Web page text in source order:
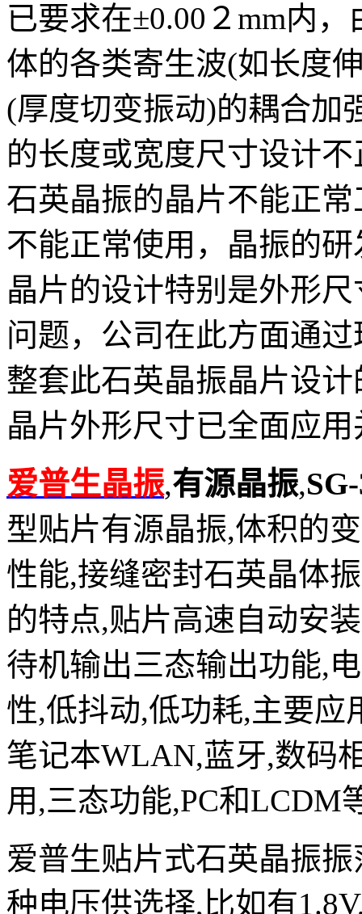
已要求在±0.00２mm内
体的各类寄生波(如长度
(厚度切变振动)的耦合加
的长度或宽度尺寸设计
石英晶振的晶片不能正
不能正常使用，晶振的
晶片的设计特别是外形
问题，公司在此方面通
整套此石英晶振晶片设
晶片外形尺寸已全面应
爱普生晶振,有源晶振,
型贴片有源晶振,体积的
性能,接缝密封石英晶体
的特点,贴片高速自动安
待机输出三态输出功能,
性,低抖动,低功耗,主要应
笔记本WLAN,蓝牙,数码
用,三态功能,PC和LCDM
爱普生贴片式石英晶振
种电压供选择,比如有